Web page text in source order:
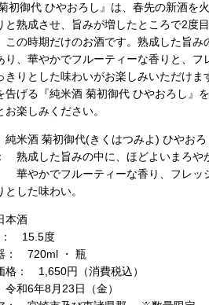
初御代 ひやおろし』は、春先の新酒を
と熟成させ、旨みが増したところで2度
この時期だけのお酒です。熟成した旨み
り、華やかでフルーティーな香りと、フ
きりとした味わいがお楽しみいただけま
告げる『純米酒 菊初御代 ひやおろし』
お楽しみください。
米酒 菊初御代(きくはつみよ) ひやおろ
熟成した旨みの中に、ほどよいまろや
フルーティーな香り、フレッシ
とした味わい。
本酒
： 15.5度
： 720ml ・ 瓶
格： 1,650円（消費税込）
和6年8月23日（金）